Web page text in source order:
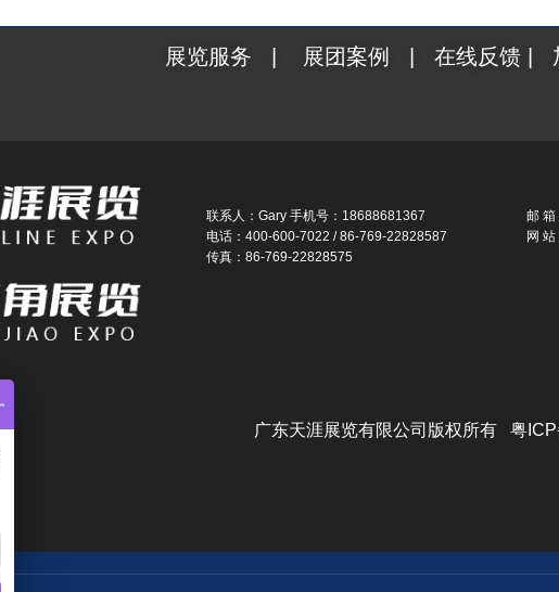
展览服务 展团案例 在线反馈
联系人：Gary 手机号：18688681367
电话：400-600-7022 / 86-769-22828587
传真：86-769-22828575
邮
网
广东天涯展览有限公司版权所有 粤